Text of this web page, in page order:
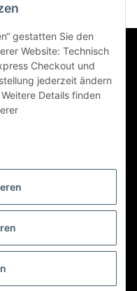
zzgl.
gestatten Sie den
Website: Technisch
Checkout und
jederzeit ändern
Details finden